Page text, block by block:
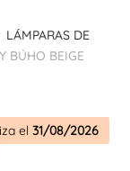
LÁMPARAS DE
BÚHO BEIGE
el 31/08/2026